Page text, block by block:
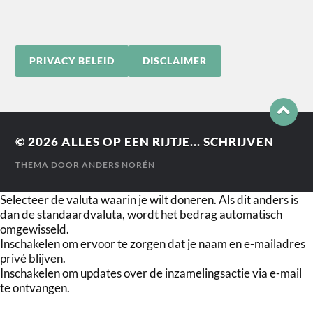
PRIVACY BELEID DISCLAIMER
© 2026ALLES OP EEN RIJTJE... SCHRIJVEN
THEMA DOORANDERS NORÉN
Selecteer de valuta waarin je wilt doneren. Als dit anders is
dan de standaardvaluta, wordt het bedrag automatisch
omgewisseld.
Inschakelen om ervoor te zorgen dat je naam en e-mailadres
privé blijven.
Inschakelen om updates over de inzamelingsactie via e-mail
te ontvangen.